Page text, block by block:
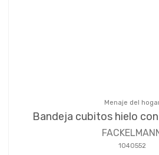
Menaje del
Bandeja cubitos hielo
1040552